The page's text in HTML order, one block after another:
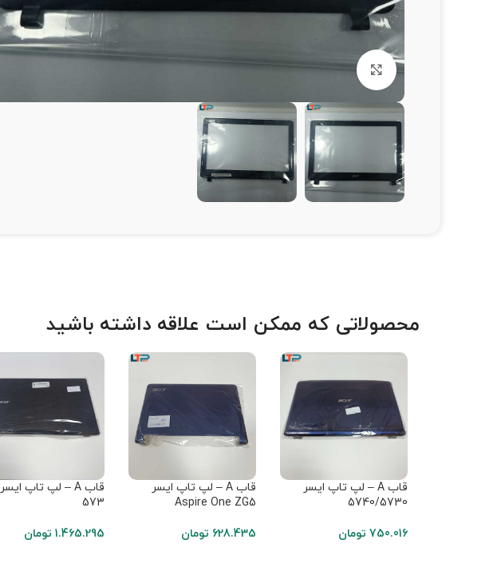
برای بزرگنمایی کلیک کنید
محصولاتی که ممکن است علاقه داشته باشید
قاب A – لپ تاپ ایسر
5740/5730
750.016 تومان
قاب A – لپ تاپ ایسر
Aspire One ZG5
628.435 تومان
573
1.465.295 تومان